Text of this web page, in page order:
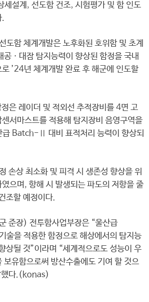
세설계, 선도함 건조, 시험평가 및 함 인도
.
함 체계개발은 노후화된 호위함 및 초계
공ㆍ대잠 탐지능력이 향상된 함정을 국내
’24년 체계개발 완료 후 해군에 인도할
은 레이더 및 적외선 추적장비를 4면 고
서마스트를 적용해 탐지장비 음영구역을
급 Batch-Ⅱ 대비 표적처리 능력이 향상되
손상 최소화 및 피격 시 생존성 향상을 위
으며, 항해 시 발생되는 파도의 저항을 줄
조할 예정이다.
준장) 전투함사업부장은 “울산급
을 적용한 함정으로 해상에서의 탐지능
상될 것”이라며 “세계적으로도 성능이 우
보유함으로써 방산수출에도 기여 할 것으
했다.(konas)